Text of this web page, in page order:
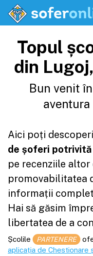
Topul
din
Bun venit
Aici poți
de șoferi
pe recenziile
promovabilitatea
informații
Hai să găsim
libertatea de a
Școlile PARTENERE
aplicația de Chestionare